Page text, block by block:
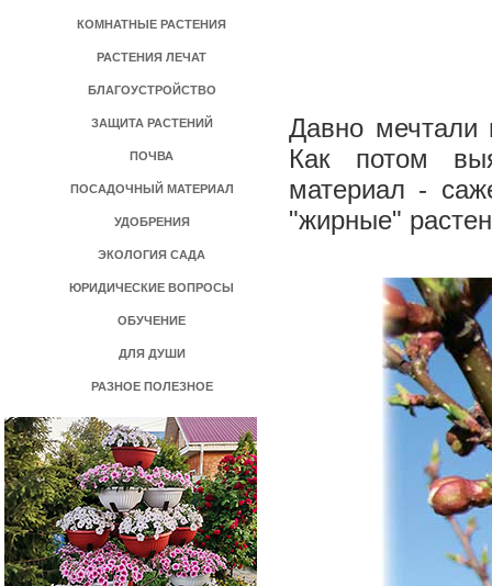
КОМНАТНЫЕ РАСТЕНИЯ
РАСТЕНИЯ ЛЕЧАТ
БЛАГОУСТРОЙСТВО
ЗАЩИТА РАСТЕНИЙ
ПОЧВА
ПОСАДОЧНЫЙ МАТЕРИАЛ
УДОБРЕНИЯ
ЭКОЛОГИЯ САДА
ЮРИДИЧЕСКИЕ ВОПРОСЫ
ОБУЧЕНИЕ
ДЛЯ ДУШИ
РАЗНОЕ ПОЛЕЗНОЕ
Давно мечтали
Как потом
материал -
"жирные"